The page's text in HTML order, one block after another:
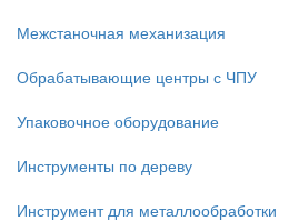
Межстаночная механизация
Обрабатывающие центры с ЧПУ
Упаковочное оборудование
Инструменты по дереву
Инструмент для металлообработки